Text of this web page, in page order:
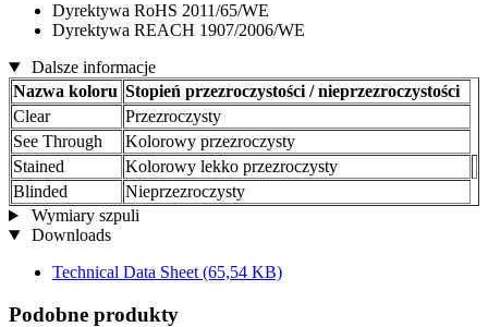
Dyrektywa RoHS 2011/65/WE
Dyrektywa REACH 1907/2006/WE
Dalsze informacje
Nazwa koloru Stopień przezroczystości / nieprzezroczystości
Clear
Przezroczysty
See Through
Kolorowy przezroczysty
Stained
Kolorowy lekko przezroczysty
Blinded
Nieprzezroczysty
Wymiary szpuli
Downloads
Technical Data Sheet (65,54 KB)
Podobne produkty